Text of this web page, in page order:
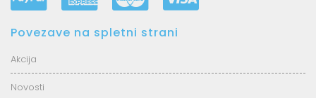
Povezave na spletni strani
Akcija
Novosti